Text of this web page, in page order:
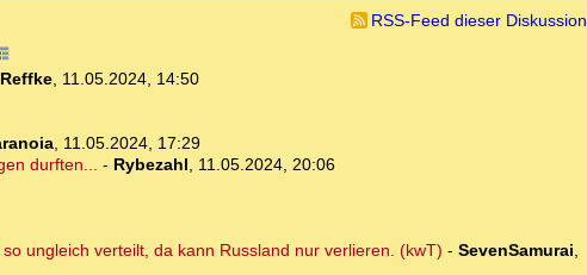
RSS-Feed dieser Diskussion
Reffke, 11.05.2024, 14:50
, 11.05.2024, 17:29
durften... - Rybezahl, 11.05.2024, 20:06
ungleich verteilt, da kann Russland nur verlieren. (kwT) - SevenSamurai,